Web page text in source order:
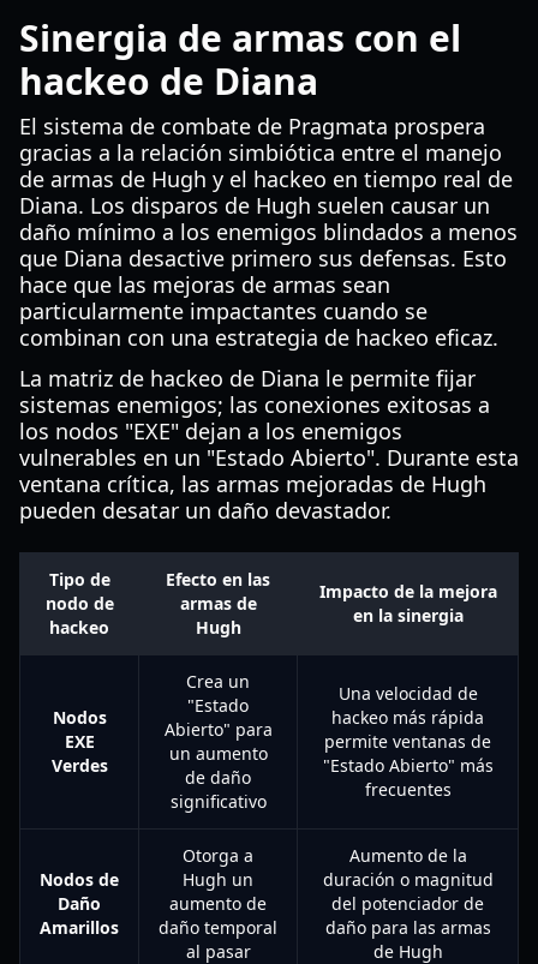
Sinergia de armas con el
hackeo de Diana
El sistema de combate de Pragmata prospera
gracias a la relación simbiótica entre el manejo
de armas de Hugh y el hackeo en tiempo real de
Diana. Los disparos de Hugh suelen causar un
daño mínimo a los enemigos blindados a menos
que Diana desactive primero sus defensas. Esto
hace que las mejoras de armas sean
particularmente impactantes cuando se
combinan con una estrategia de hackeo eficaz.
La matriz de hackeo de Diana le permite fijar
sistemas enemigos; las conexiones exitosas a
los nodos "EXE" dejan a los enemigos
vulnerables en un "Estado Abierto". Durante esta
ventana crítica, las armas mejoradas de Hugh
pueden desatar un daño devastador.
Tipo de
nodo de
hackeo
Efecto en las
armas de
Hugh
Impacto de la mejora
en la sinergia
Nodos
EXE
Verdes
Crea un
"Estado
Abierto" para
un aumento
de daño
significativo
Una velocidad de
hackeo más rápida
permite ventanas de
"Estado Abierto" más
frecuentes
Nodos de
Daño
Amarillos
Otorga a
Hugh un
aumento de
daño temporal
al pasar
Aumento de la
duración o magnitud
del potenciador de
daño para las armas
de Hugh